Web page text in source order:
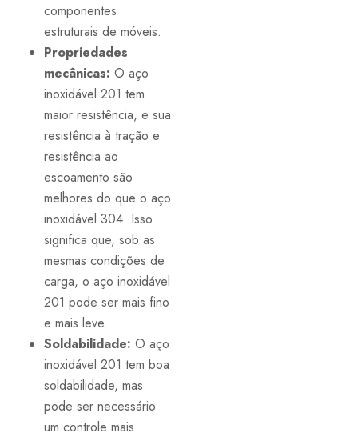
componentes
estruturais de móveis.
Propriedades
mecânicas: O aço
inoxidável 201 tem
maior resistência, e sua
resistência à tração e
resistência ao
escoamento são
melhores do que o aço
inoxidável 304. Isso
significa que, sob as
mesmas condições de
carga, o aço inoxidável
201 pode ser mais fino
e mais leve.
Soldabilidade: O aço
inoxidável 201 tem boa
soldabilidade, mas
pode ser necessário
um controle mais